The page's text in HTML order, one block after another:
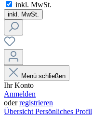
inkl. MwSt.
inkl. MwSt.
Menü schließen
Ihr Konto
Anmelden
oderregistrieren
Übersicht Persönliches Profil